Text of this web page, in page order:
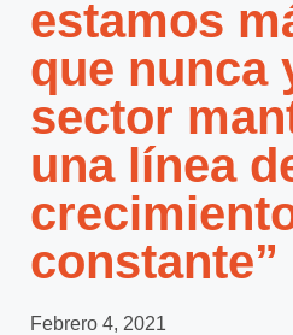
estamos
que nunca
sector
una línea
constante”
Febrero 4, 2021